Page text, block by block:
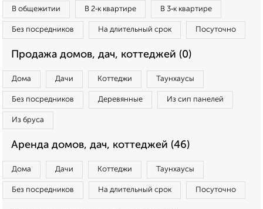
В общежитии В 2‑к квартире В 3‑к квартире
Без посредников На длительный срок Посуточно
Продажа домов, дач, коттеджей (0)
Дома Дачи Коттеджи Таунхаусы
Без посредников Деревянные Из сип панелей
Из бруса
Аренда домов, дач, коттеджей (46)
Дома Дачи Коттеджи Таунхаусы
Без посредников На длительный срок Посуточно